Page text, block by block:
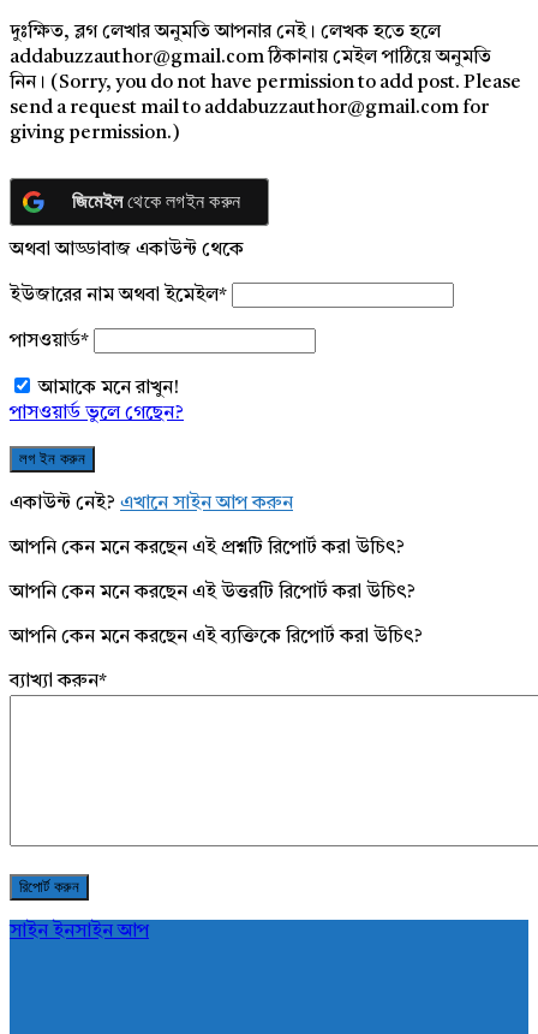
দুঃক্ষিত, ব্লগ লেখার অনুমতি আপনার নেই। লেখক হতে হলে
addabuzzauthor@gmail.com ঠিকানায় মেইল পাঠিয়ে অনুমতি
নিন। (Sorry, you do not have permission to add post. Please
send a request mail to addabuzzauthor@gmail.com for
giving permission.)
জিমেইলথেকে লগইন করুন
অথবা আড্ডাবাজ একাউন্ট থেকে
ইউজারের নাম অথবা ইমেইল*
পাসওয়ার্ড*
আমাকে মনে রাখুন!
পাসওয়ার্ড ভুলে গেছেন?
একাউন্ট নেই? এখানে সাইন আপ করুন
আপনি কেন মনে করছেন এই প্রশ্নটি রিপোর্ট করা উচিৎ?
আপনি কেন মনে করছেন এই উত্তরটি রিপোর্ট করা উচিৎ?
আপনি কেন মনে করছেন এই ব্যক্তিকে রিপোর্ট করা উচিৎ?
ব্যাখ্যা করুন*
সাইন ইনসাইন আপ